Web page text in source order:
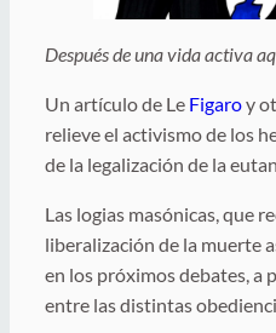
Después de una vida activa
Un artículo de Le Figaroy
relieve el activismo de los
de la legalización de la
Las logias masónicas, que
liberalización de la muerte
en los próximos debates, a
entre las distintas